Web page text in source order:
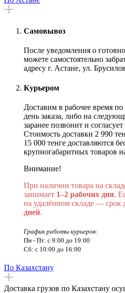
Самовывоз
После уведомления о
можете самостоятельно
адресу г. Астане, ул.
Курьером
Доставим в рабочее время
день заказа, либо на
заранее позвонит и
Стоимость доставки 2 990
15 000 тенге доставляются
крупногабаритных товаров
Внимание!
При наличии товара на
занимает 1–2 рабочих дня.
на удалённом складе — срок
дней.
График работы курьеров:
Пн - Пт: с 9:00 до 19:00
Сб: с 10:00 до 16:00
По Казахстану
Доставка грузов по Казахстану